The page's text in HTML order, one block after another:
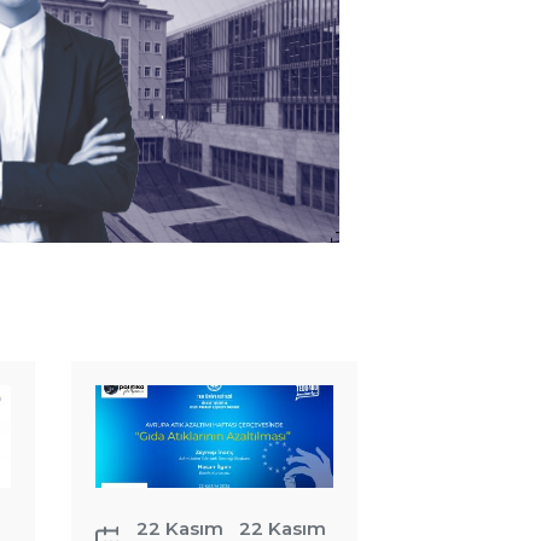
çerçevesinde
&quot;Gıda
Atıklarının
Azaltılması”
22 Kasım
22 Kasım